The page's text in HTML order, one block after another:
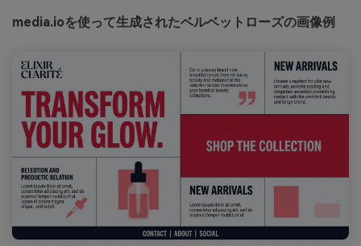
media.ioを使って生成されたベルベットローズの画像例